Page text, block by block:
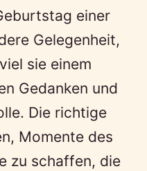
einer
Gelegenheit,
sie einem
Gedanken und
Die richtige
Momente des
zu schaffen, die